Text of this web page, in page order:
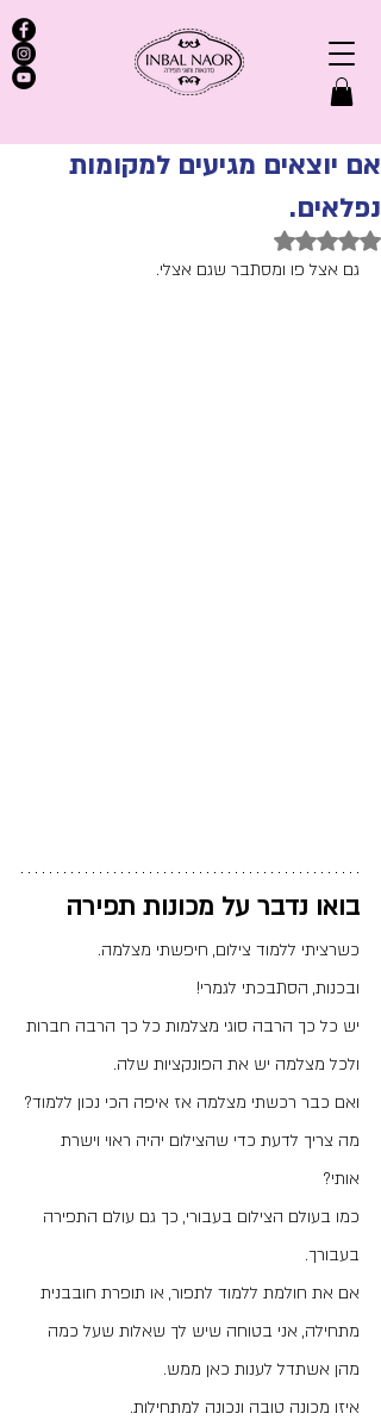
אם יוצאים מגיעים למקומות
נפלאים.
דירוג של NaN מתוך 5 כוכבים
גם אצל פו ומסתבר שגם אצלי.
בואו נדבר על מכונות תפירה
כשרציתי ללמוד צילום, חיפשתי מצלמה.
ובכנות, הסתבכתי לגמרי!
יש כל כך הרבה סוגי מצלמות כל כך הרבה חברות
ולכל מצלמה יש את הפונקציות שלה.
ואם כבר רכשתי מצלמה אז איפה הכי נכון ללמוד?
מה צריך לדעת כדי שהצילום יהיה ראוי וישרת
אותי?
כמו בעולם הצילום בעבורי, כך גם עולם התפירה
בעבורך.
אם את חולמת ללמוד לתפור, או תופרת חובבנית
מתחילה, אני בטוחה שיש לך שאלות שעל כמה
מהן אשתדל לענות כאן ממש.
איזו מכונה טובה ונכונה למתחילות.